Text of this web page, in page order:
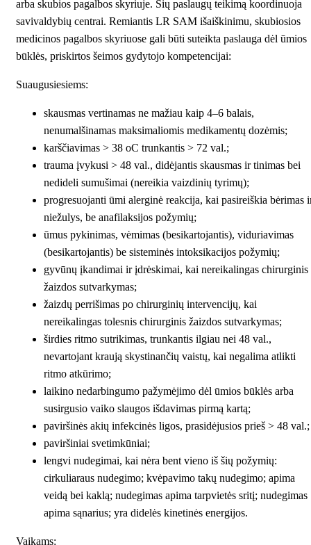
arba skubios pagalbos skyriuje. Šių paslaugų teikimą koordinuoja
savivaldybių centrai. Remiantis LR SAM išaiškinimu, skubiosios
medicinos pagalbos skyriuose gali būti suteikta paslauga dėl ūmios
būklės, priskirtos šeimos gydytojo kompetencijai:
Suaugusiesiems:
skausmas vertinamas ne mažiau kaip 4–6 balais,
nenumalšinamas maksimaliomis medikamentų dozėmis;
karščiavimas > 38 oC trunkantis > 72 val.;
trauma įvykusi > 48 val., didėjantis skausmas ir tinimas bei
nedideli sumušimai (nereikia vaizdinių tyrimų);
progresuojanti ūmi alerginė reakcija, kai pasireiškia bėrimas
niežulys, be anafilaksijos požymių;
ūmus pykinimas, vėmimas (besikartojantis), viduriavimas
(besikartojantis) be sisteminės intoksikacijos požymių;
gyvūnų įkandimai ir įdrėskimai, kai nereikalingas chirurginis
žaizdos sutvarkymas;
žaizdų perrišimas po chirurginių intervencijų, kai
nereikalingas tolesnis chirurginis žaizdos sutvarkymas;
širdies ritmo sutrikimas, trunkantis ilgiau nei 48 val.,
nevartojant kraują skystinančių vaistų, kai negalima atlikti
ritmo atkūrimo;
laikino nedarbingumo pažymėjimo dėl ūmios būklės arba
susirgusio vaiko slaugos išdavimas pirmą kartą;
paviršinės akių infekcinės ligos, prasidėjusios prieš > 48 val.;
paviršiniai svetimkūniai;
lengvi nudegimai, kai nėra bent vieno iš šių požymių:
cirkuliaraus nudegimo; kvėpavimo takų nudegimo; apima
veidą bei kaklą; nudegimas apima tarpvietės sritį; nudegimas
apima sąnarius; yra didelės kinetinės energijos.
Vaikams: